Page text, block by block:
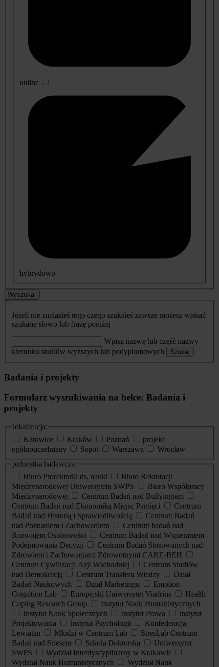
online
hybrydowo
Wyszukaj
Jeżeli nie znalazłeś tego czego szukałeś zawsze możesz wpisać
szukane słowo lub frazę poniżej
Wpisz nazwę lub część nazwy
kierunku studiów wyższych lub podyplomowych
Szukaj
Badania i projekty
Formularz wyszukiwania na belce: Badania i
projekty
lokalizacja:
Katowice
Kraków Poznań
projekt
ogólnouczelniany
Sopot Warszawa
Wrocław
jednostka badawcza:
Biuro Prorektorki ds. nauki
Biuro Rekrutacji
Międzynarodowej Uniwersytetu SWPS
Biuro Współpracy
Międzynarodowej
Centrum Badań nad Bullyingiem
Centrum Badań nad Ekonomiką Miejsc Pamięci
Centrum
Badań nad Historią i Sprawiedliwością
Centrum Badań
nad Poznaniem i Zachowaniem
Centrum badań nad
Rozwojem Osobowości
Centrum Badań nad Wspieraniem
Podejmowania Decyzji
Centrum Badań Stosowanych nad
Zdrowiem i Zachowaniami Zdrowotnymi CARE-BEH
Centrum Cywilizacji Azji Wschodniej
Centrum Studiów
nad Demokracją
Centrum Transferu Wiedzy
Dział
Badań Naukowych
Dział Marketingu
Emotion
Cognition Lab
Europejski Uniwersytet Viadrina
Health
Coping Research Group
Instytut Nauk Humanistycznych
Instytut Nauk Społecznych
Instytut Prawa
Instytut
Projektowania
Instytut Psychologii
Konfederacja
Lewiatan
Młodzi w Centrum Lab
StresLab Centrum
Badań nad Stresem
Szkoła Doktorska
Uniwersytet
SWPS
Wydział Interdyscyplinarny w Krakowie
Wydział Nauk Humanistycznych
Wydział Nauk